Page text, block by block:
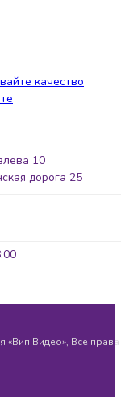
10
дорога 25
«Вип Видео», Все